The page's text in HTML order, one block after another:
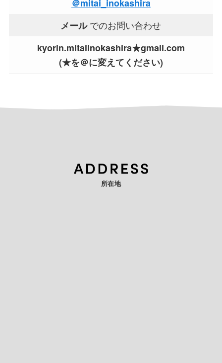
＠mitai_inokashira
メールでのお問い合わせ
kyorin.mitaiinokashira★gmail.com
(★を＠に変えてください)
所在地